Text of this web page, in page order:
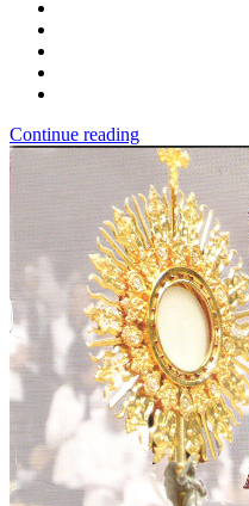
Continue reading